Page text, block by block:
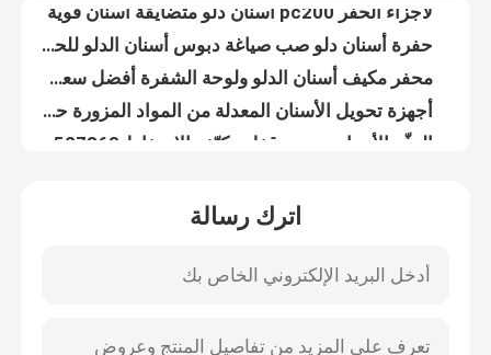
مراقبة الجودة
اتصل بنا
القضايا
الحفارات الغيار
أجهزة تحويل الأسنان المعدلة من المواد المزورة حفرة دبوس الأسنان 20 سم ارتفاع
الدفّة الأسنان دبوس قفل مكيّف الاحتفاظ 14527863 14540728 14540730 / 731 14540729
IU3252 حفر الدلو أسنان صلبة فيبرو حفر الوقود الدلو الأسنان لقط 312
20 طن حفرة دلو أسنان PC200 صلبة حفرة دلو محول
اترك رسالة